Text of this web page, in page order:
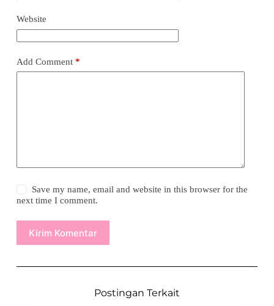
Website
Add Comment*
Save my name, email and website in this browser for the
next time I comment.
Kirim Komentar
Postingan Terkait